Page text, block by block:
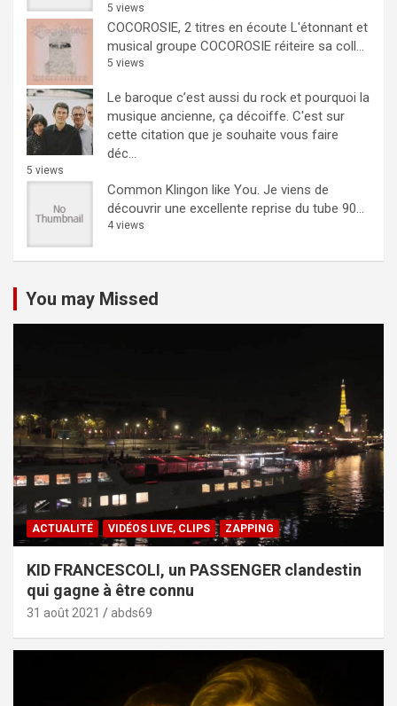
5 views
COCOROSIE, 2 titres en écoute L'étonnant et
musical groupe COCOROSIE réiteire sa coll...
5 views
Le baroque c’est aussi du rock et pourquoi la
musique ancienne, ça décoiffe. C'est sur
cette citation que je souhaite vous faire
déc...
5 views
Common Klingon like You. Je viens de
découvrir une excellente reprise du tube 90...
4 views
You may Missed
ACTUALITÉ VIDÉOS LIVE, CLIPS ZAPPING
KID FRANCESCOLI, un PASSENGER clandestin
qui gagne à être connu
31 août 2021 abds69